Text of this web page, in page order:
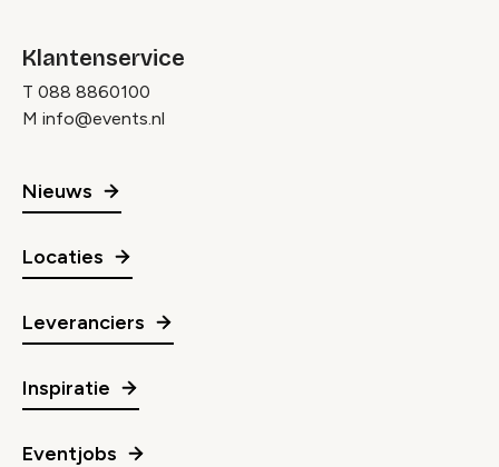
Klantenservice
T 088 8860100
M info@events.nl
Nieuws
Locaties
Leveranciers
Inspiratie
Eventjobs